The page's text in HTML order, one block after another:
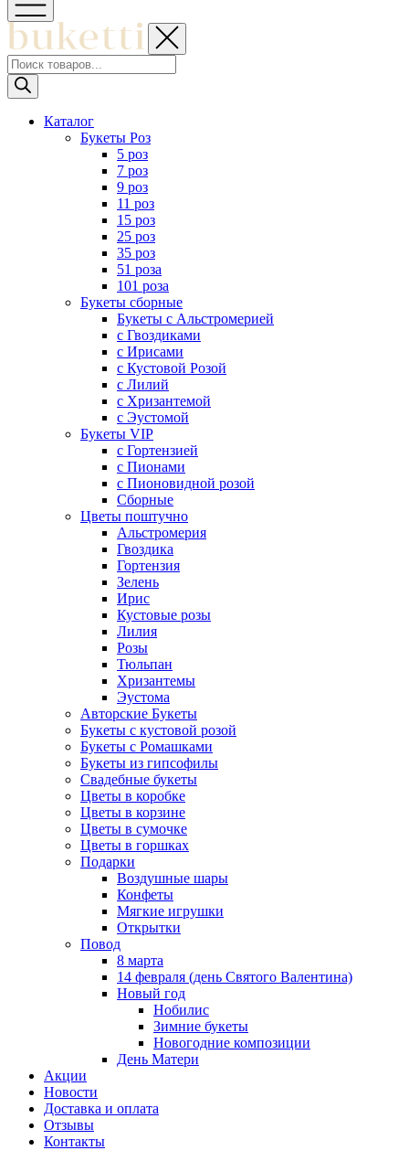
Поиск
товаров
Каталог
Букеты Роз
5 роз
7 роз
9 роз
11 роз
15 роз
25 роз
35 роз
51 роза
101 роза
Букеты сборные
Букеты с Альстромерией
с Гвоздиками
с Ирисами
с Кустовой Розой
с Лилий
с Хризантемой
с Эустомой
Букеты VIP
с Гортензией
с Пионами
с Пионовидной розой
Сборные
Цветы поштучно
Альстромерия
Гвоздика
Гортензия
Зелень
Ирис
Кустовые розы
Лилия
Розы
Тюльпан
Хризантемы
Эустома
Авторские Букеты
Букеты с кустовой розой
Букеты с Ромашками
Букеты из гипсофилы
Свадебные букеты
Цветы в коробке
Цветы в корзине
Цветы в сумочке
Цветы в горшках
Подарки
Воздушные шары
Конфеты
Мягкие игрушки
Открытки
Повод
8 марта
14 февраля (день Святого Валентина)
Новый год
Нобилис
Зимние букеты
Новогодние композиции
День Матери
Акции
Новости
Доставка и оплата
Отзывы
Контакты